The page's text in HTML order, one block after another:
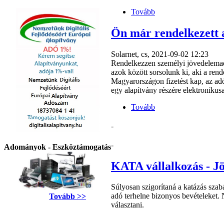
Adományok - Eszköztámogatás
Tovább >>
Tovább
Ön már rendelkezett
Solarnet, cs, 2021-09-02 12:23
Rendelkezzen személyi
azok között sorsolunk ki, aki a
Magyarországon fizetést kap, az
egy alapítvány részére
Tovább
-
-
KATA vállalkozás -
Súlyosan szigorítaná a katázás
adó terhelne bizonyos bevételeket.
választani.